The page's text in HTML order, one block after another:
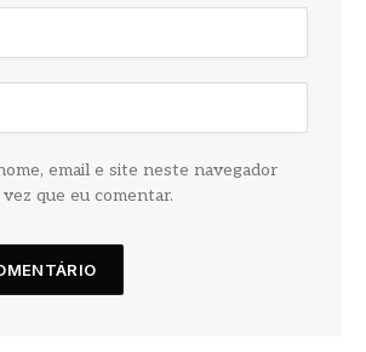
email e site neste navegador
que eu comentar.